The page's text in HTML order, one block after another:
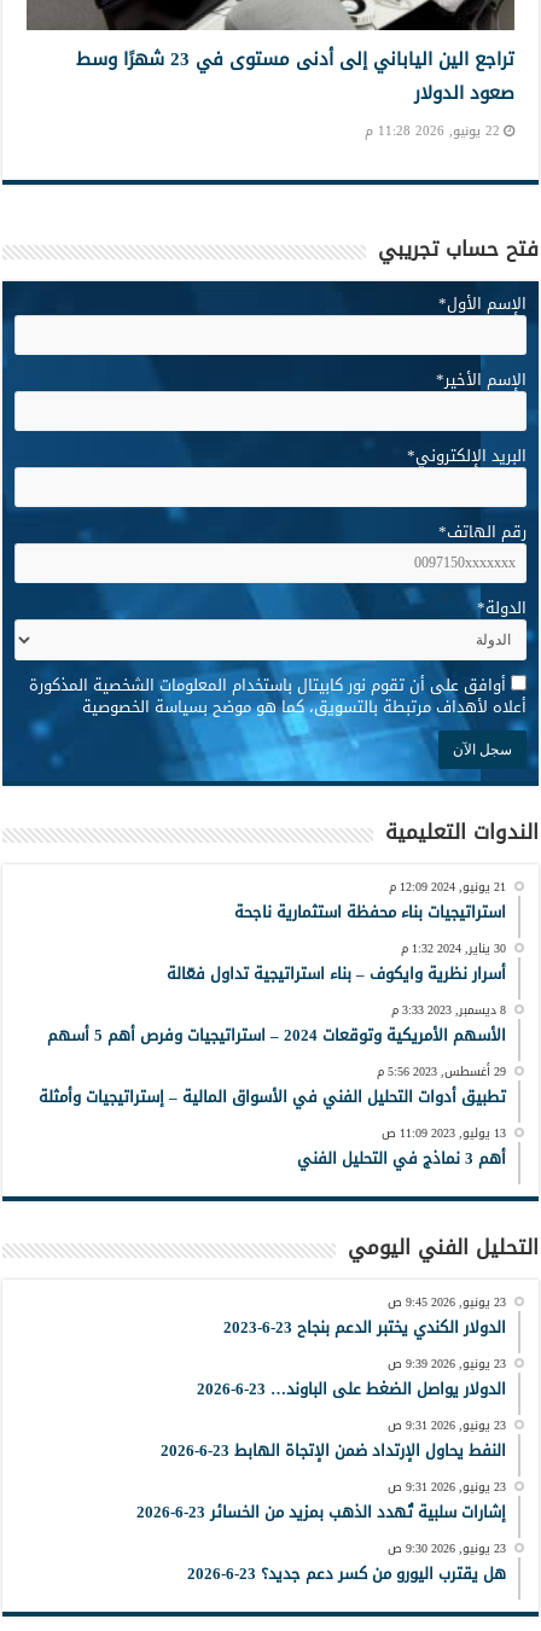
تراجع الين الياباني إلى أدنى مستوى في 23 شهرًا وسط
صعود الدولار
22 يونيو, 2026 11:28 م
فتح حساب تجريبي
الإسم الأول*
الإسم الأخير*
البريد الإلكتروني*
رقم الهاتف*
الدولة*
* أوافق على أن تقوم نور كابيتال باستخدام المعلومات الشخصية المذكورة
أعلاه لأهداف مرتبطة بالتسويق، كما هو موضح بسياسة الخصوصية
الندوات التعليمية
21 يونيو, 2024 12:09 م
استراتيجيات بناء محفظة استثمارية ناجحة
30 يناير, 2024 1:32 م
أسرار نظرية وايكوف – بناء استراتيجية تداول فعّالة
8 ديسمبر, 2023 3:33 م
الأسهم الأمريكية وتوقعات 2024 – استراتيجيات وفرص أهم 5 أسهم
29 أغسطس, 2023 5:56 م
تطبيق أدوات التحليل الفني في الأسواق المالية – إستراتيجيات وأمثلة
13 يوليو, 2023 11:09 ص
أهم 3 نماذج في التحليل الفني
التحليل الفني اليومي
23 يونيو, 2026 9:45 ص
الدولار الكندي يختبر الدعم بنجاح 23-6-2023
23 يونيو, 2026 9:39 ص
الدولار يواصل الضغط على الباوند… 23-6-2026
23 يونيو, 2026 9:31 ص
النفط يحاول الإرتداد ضمن الإتجاة الهابط 23-6-2026
23 يونيو, 2026 9:31 ص
إشارات سلبية تُهدد الذهب بمزيد من الخسائر 23-6-2026
23 يونيو, 2026 9:30 ص
هل يقترب اليورو من كسر دعم جديد؟ 23-6-2026